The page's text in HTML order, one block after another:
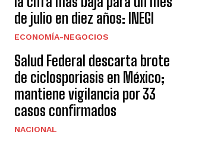
de julio en diez años: INEGI
ECONOMÍA-NEGOCIOS
Salud Federal descarta brote
de ciclosporiasis en México;
mantiene vigilancia por 33
casos confirmados
NACIONAL